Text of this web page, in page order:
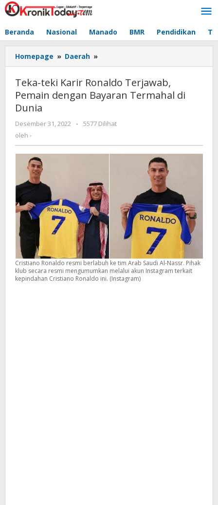
Lewati
ke
Beranda Nasional Manado BMR Pendidikan
Homepage » Daerah »
teki
Karir
Ronaldo
Terjawab,
Bayaran
di
Teka-teki Karir Ronaldo Terjawab,
Pemain dengan Bayaran Termahal di
Dunia
Desember 31, 2022
oleh
-
5577 Dilihat
oleh -
Cristiano Ronaldo resmi berlabuh ke tim Arab Saudi Al-Nassr. Pihak
klub secara resmi mengumumkan melalui akun Instagram terkait
kepindahan Cristiano Ronaldo ini. (Instagram)